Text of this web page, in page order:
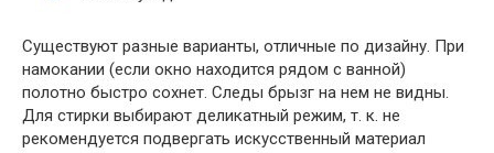
Существуют разные варианты, отличные по дизайну. При
намокании (если окно находится рядом с ванной)
полотно быстро сохнет. Следы брызг на нем не видны.
Для стирки выбирают деликатный режим, т. к. не
рекомендуется подвергать искусственный материал